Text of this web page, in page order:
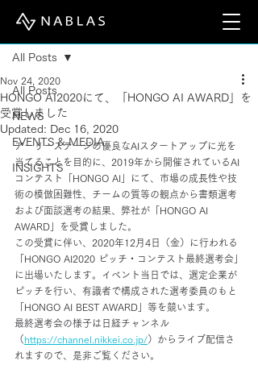
Post
All Posts
NEWS
EVENTS & MEDIA
INSIGHTS
All Posts
HONGO AI2020にて、「HONGO AI AWARD」を
受賞しました
Nov 24, 2020
Updated: Dec 16, 2020
アーリーステージの優良なAIスタートアップに光を
当てることを目的に、2019年から開催されているAI
コンテスト「HONGO AI」にて、市場の成長性や技
術の模倣困難性、チームの質等の観点から書類選考
および面談選考の結果、弊社が「HONGO AI
AWARD」を受賞しました。
この受賞に伴い、2020年12月4日（金）に行われる
「HONGO AI2020 ピッチ・コンテスト最終選考会」
に出場いたします。イベント当日では、選定企業が
ピッチを行い、有識者で構成された選考委員のもと
「HONGO AI BEST AWARD」等を競います。
最終選考会の様子は日経チャンネル
（ https://channel.nikkei.co.jp/）からライブ配信さ
れますので、是非ご覧ください。